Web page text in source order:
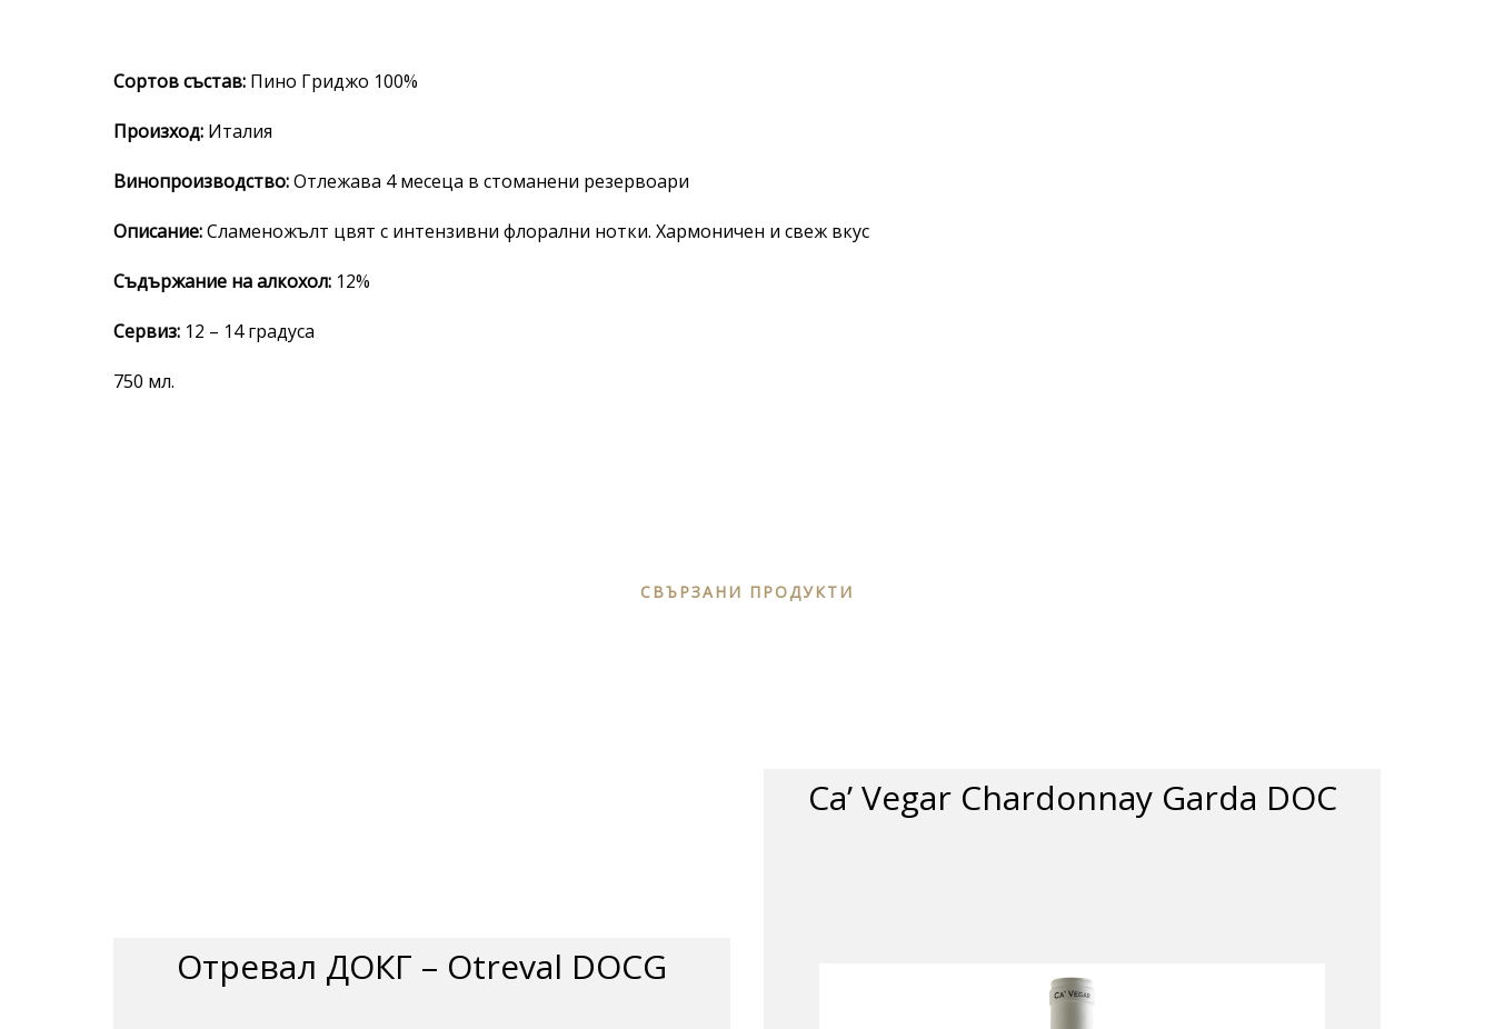
Сортов състав: Пино Гриджо 100%
Произход: Италия
Винопроизводство:Отлежава 4 месеца в стоманени резервоари
Описание:Сламеножълт цвят с интензивни флорални нотки. Хармоничен и свеж вкус
Съдържание на алкохол: 12%
Сервиз: 12 – 14 градуса
750 мл.
СВЪРЗАНИ ПРОДУКТИ
Отревал ДОКГ – Otreval DOCG
Ca’ Vegar Chardonnay Garda DOC